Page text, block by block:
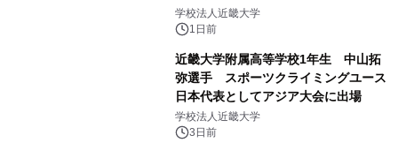
学校法人近畿大学
1日前
近畿大学附属高等学校1年生 中山拓
弥選手 スポーツクライミングユース
日本代表としてアジア大会に出場
学校法人近畿大学
3日前